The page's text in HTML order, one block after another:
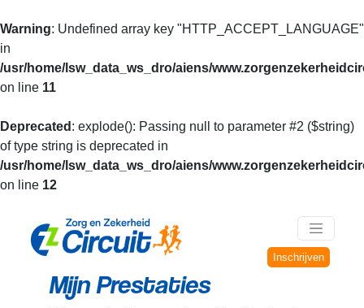
Warning: Undefined array key "HTTP_ACCEPT_LANGUAGE"
in
/usr/home/lsw_data_ws_dro/aiens/
on line 11
Deprecated : explode(): Passing null to parameter #2 ($string)
of type string is deprecated in
/usr/home/lsw_data_ws_dro/aiens/
on line 12
Inschrijven
Mijn Prestaties